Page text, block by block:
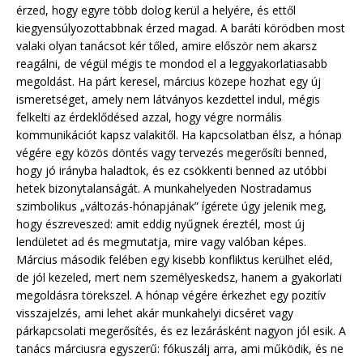
érzed, hogy egyre több dolog kerül a helyére, és ettől
kiegyensúlyozottabbnak érzed magad. A baráti körödben most
valaki olyan tanácsot kér tőled, amire először nem akarsz
reagálni, de végül mégis te mondod el a leggyakorlatiasabb
megoldást. Ha párt keresel, március közepe hozhat egy új
ismeretséget, amely nem látványos kezdettel indul, mégis
felkelti az érdeklődésed azzal, hogy végre normális
kommunikációt kapsz valakitől. Ha kapcsolatban élsz, a hónap
végére egy közös döntés vagy tervezés megerősíti benned,
hogy jó irányba haladtok, és ez csökkenti benned az utóbbi
hetek bizonytalanságát. A munkahelyeden Nostradamus
szimbolikus „változás-hónapjának” ígérete úgy jelenik meg,
hogy észreveszed: amit eddig nyűgnek éreztél, most új
lendületet ad és megmutatja, mire vagy valóban képes.
Március második felében egy kisebb konfliktus kerülhet eléd,
de jól kezeled, mert nem személyeskedsz, hanem a gyakorlati
megoldásra törekszel. A hónap végére érkezhet egy pozitív
visszajelzés, ami lehet akár munkahelyi dicséret vagy
párkapcsolati megerősítés, és ez lezárásként nagyon jól esik. A
tanács márciusra egyszerű: fókuszálj arra, ami működik, és ne